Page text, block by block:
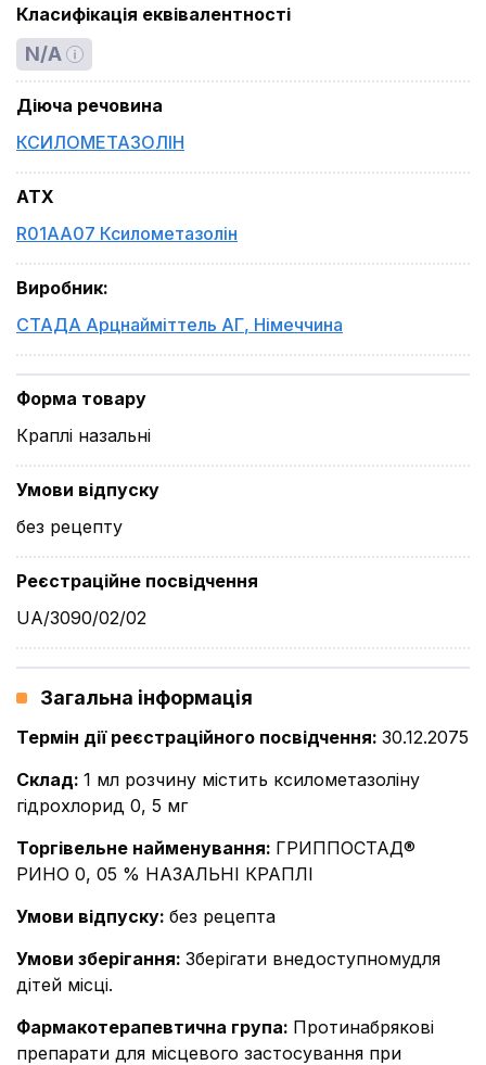
Класифікація еквівалентності
N/A
Діюча речовина
КСИЛОМЕТАЗОЛІН
ATX
R01AA07 Ксилометазолін
Виробник:
СТАДА Арцнайміттель АГ, Німеччина
Форма товару
Краплі назальні
Умови відпуску
без рецепту
Реєстраційне посвідчення
UA/3090/02/02
Загальна інформація
Термін дії реєстраційного посвідчення: 30.12.2075
Склад: 1 мл розчину містить ксилометазоліну
гідрохлорид 0, 5 мг
Торгівельне найменування: ГРИППОСТАД®
РИНО 0, 05 % НАЗАЛЬНІ КРАПЛІ
Умови відпуску: без рецепта
Умови зберігання: Зберігати внедоступномудля
дітей місці.
Фармакотерапевтична група: Протинабрякові
препарати для місцевого застосування при